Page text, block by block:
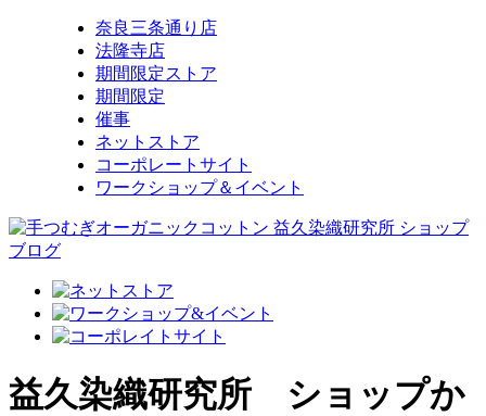
奈良三条通り店
法隆寺店
期間限定ストア
期間限定
催事
ネットストア
コーポレートサイト
ワークショップ＆イベント
益久染織研究所 ショップか